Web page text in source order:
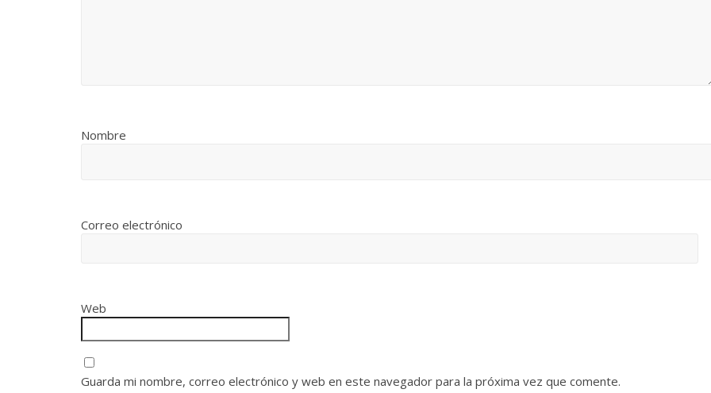
Nombre
Correo electrónico
Web
Guarda mi nombre, correo electrónico y web en este navegador para la próxima vez que comente.